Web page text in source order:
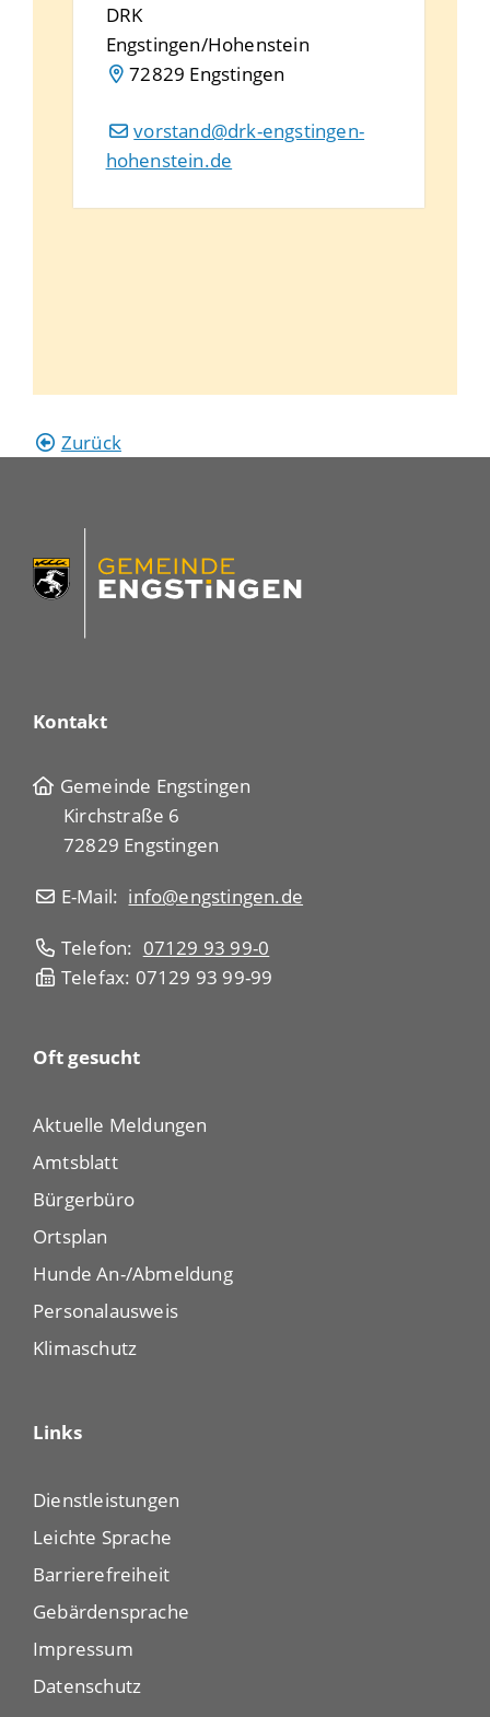
DRK
Engstingen/Hohenstein
72829 Engstingen
vorstand@drk-engstingen-
hohenstein.de
Zurück
Kontakt
Gemeinde Engstingen
Kirchstraße 6
72829 Engstingen
E-Mail: info@engstingen.de
Telefon: 07129 93 99-0
Telefax: 07129 93 99-99
Oft gesucht
Aktuelle Meldungen
Amtsblatt
Bürgerbüro
Ortsplan
Hunde An-/Abmeldung
Personalausweis
Klimaschutz
Links
Dienstleistungen
Leichte Sprache
Barrierefreiheit
Gebärdensprache
Impressum
Datenschutz